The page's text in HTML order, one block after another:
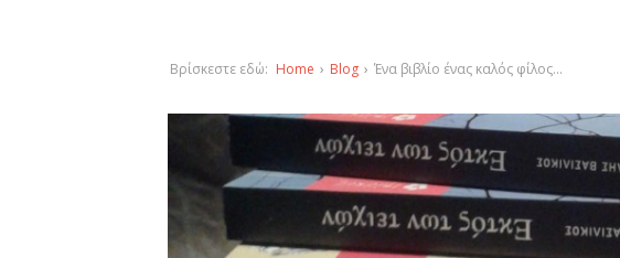
Βρίσκεστε εδώ: Home › Blog › Ένα βιβλίο ένας καλός φίλος…